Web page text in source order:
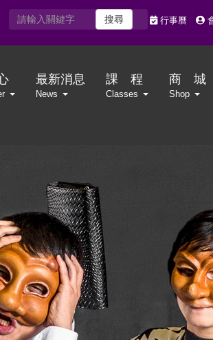
行事曆
搜尋
最新消息
News
課 程
Classes
商 城
Shop